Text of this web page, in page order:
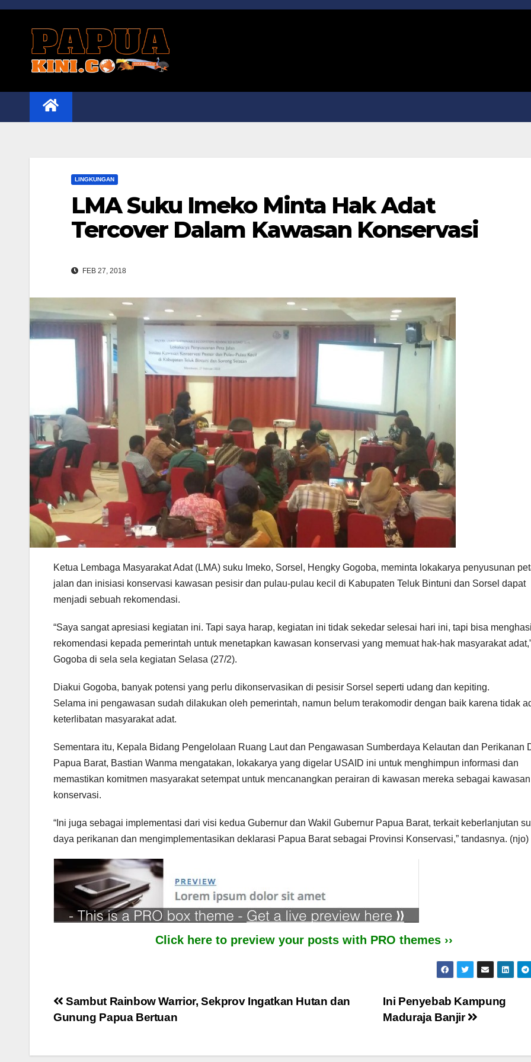
Skip
LINGKUNGAN
LMA Suku Imeko Minta Hak Adat
Tercover Dalam Kawasan Konservasi
FEB 27, 2018
Ketua Lembaga Masyarakat Adat (LMA) suku Imeko, Sorsel, Hengky Gogoba, meminta lokakarya penyusunan
jalan dan inisiasi konservasi kawasan pesisir dan pulau-pulau kecil di Kabupaten Teluk Bintuni dan Sorsel dapat
menjadi sebuah rekomendasi.
“Saya sangat apresiasi kegiatan ini. Tapi saya harap, kegiatan ini tidak sekedar selesai hari ini, tapi bisa
rekomendasi kepada pemerintah untuk menetapkan kawasan konservasi yang memuat hak-hak masyarakat
Gogoba di sela sela kegiatan Selasa (27/2).
Diakui Gogoba, banyak potensi yang perlu dikonservasikan di pesisir Sorsel seperti udang dan kepiting.
Selama ini pengawasan sudah dilakukan oleh pemerintah, namun belum terakomodir dengan baik karena tidak
keterlibatan masyarakat adat.
Sementara itu, Kepala Bidang Pengelolaan Ruang Laut dan Pengawasan Sumberdaya Kelautan dan Perikanan
Papua Barat, Bastian Wanma mengatakan, lokakarya yang digelar USAID ini untuk menghimpun informasi dan
memastikan komitmen masyarakat setempat untuk mencanangkan perairan di kawasan mereka sebagai kawasan
konservasi.
“Ini juga sebagai implementasi dari visi kedua Gubernur dan Wakil Gubernur Papua Barat, terkait keberlanjutan
daya perikanan dan mengimplementasikan deklarasi Papua Barat sebagai Provinsi Konservasi,” tandasnya. (njo)
Click here to preview your posts with PRO themes ››
Post
navigation
Ini Penyebab Kampung
Maduraja Banjir
Sambut Rainbow Warrior, Sekprov Ingatkan Hutan dan
Gunung Papua Bertuan